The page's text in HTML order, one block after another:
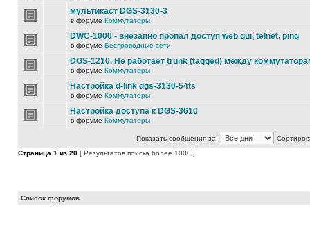
мультикаст DGS-3130-3
в форуме Коммутаторы
DWC-1000 - внезапно пропал доступ web gui, telnet, ping
в форуме Беспроводные сети
DGS-1210. Не работает trunk (tagged) между
в форуме Коммутаторы
Настройка d-link dgs-3130-54ts
в форуме Коммутаторы
Настройка доступа к DGS-3610
в форуме Коммутаторы
Показать сообщения за:
Страница 1 из 20 [ Результатов поиска более 1000 ]
Список форумов